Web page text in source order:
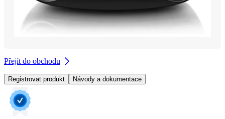
Přejít do obchodu
Registrovat produkt Návody a dokumentace